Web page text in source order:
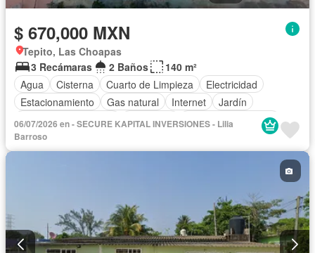
$ 670,000 MXN
Tepito, Las Choapas
3 Recámaras
2 Baños
140 m²
Agua
Cisterna Cuarto de Limpieza
Electricidad
Estacionamiento
Gas natural Internet
Jardín
Recámara con closet
Seguridad
Televisión por cable
Wifi
06/07/2026 en - SECURE KAPITAL INVERSIONES - Lilia
Barroso